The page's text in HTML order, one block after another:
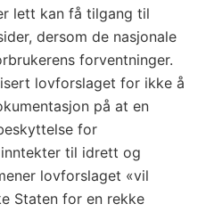
lett kan få tilgang til
dersom de nasjonale
forventninger.
lovforslaget for ikke å
på at en
for
til idrett og
lovforslaget «vil
Staten for en rekke